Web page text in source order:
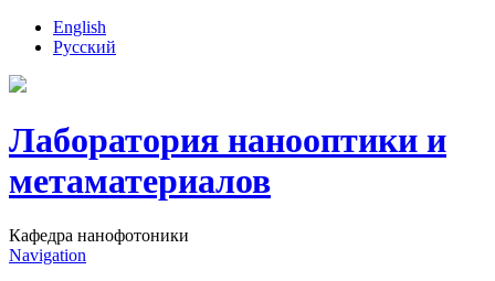
English
Русский
Лаборатория нанооптики и
метаматериалов
Кафедра нанофотоники
Navigation